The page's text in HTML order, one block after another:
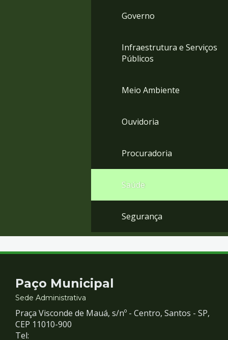
Governo
Infraestrutura e Serviços
Públicos
Meio Ambiente
Ouvidoria
Procuradoria
Saúde
Segurança
Contato
e
Redes
Paço Municipal
Sede Administrativa
Praça Visconde de Mauá, s/nº - Centro, Santos - SP,
CEP 11010-900
Tel: